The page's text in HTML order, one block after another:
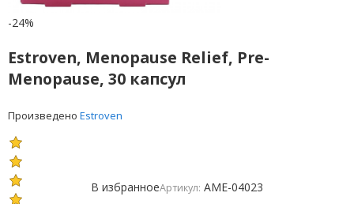
-24%
Estroven, Menopause Relief, Pre-
Menopause, 30 капсул
Произведено Estroven
В избранноеАртикул: AME-04023